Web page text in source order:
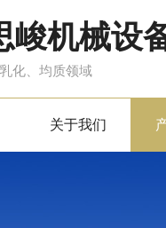
峻机械设
化、均质领域
关于我们